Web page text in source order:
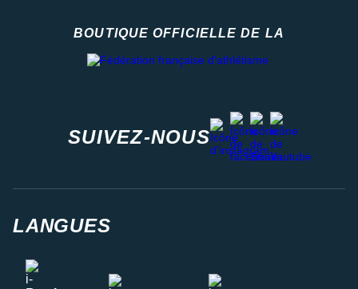
BOUTIQUE OFFICIELLE DE LA
SUIVEZ-NOUS
instagram
facebook
stravayoutube
LANGUES